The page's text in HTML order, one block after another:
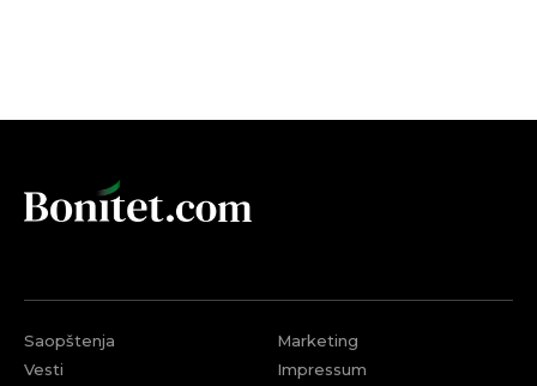
Saopštenja
Vesti
Marketing
Impressum